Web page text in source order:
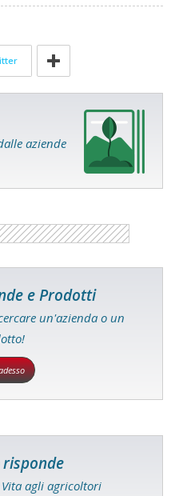
aziende
e Prodotti
un'azienda o un
risponde
agli agricoltori